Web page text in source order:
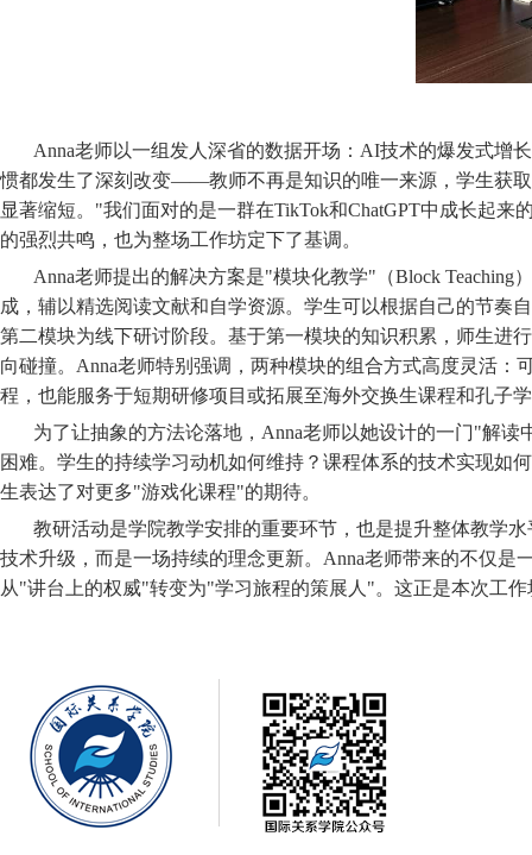
Anna老师以一组发人深省的数据开场：AI技术的爆发式增
惯都发生了深刻改变——教师不再是知识的唯一来源，学生获
显著缩短。"我们面对的是一群在TikTok和ChatGPT中成长起
的强烈共鸣，也为整场工作坊定下了基调。
Anna老师提出的解决方案是"模块化教学"（Block
成，辅以精选阅读文献和自学资源。学生可以根据自己的节
第二模块为线下研讨阶段。基于第一模块的知识积累，师生进
向碰撞。Anna老师特别强调，两种模块的组合方式高度灵活
程，也能服务于短期研修项目或拓展至海外交换生课程和孔子
为了让抽象的方法论落地，Anna老师以她设计的一门"解
困难。学生的持续学习动机如何维持？课程体系的技术实现如
生表达了对更多"游戏化课程"的期待。
教研活动是学院教学安排的重要环节，也是提升整体教学
技术升级，而是一场持续的理念更新。Anna老师带来的不仅
从"讲台上的权威"转变为"学习旅程的策展人"。这正是本次工